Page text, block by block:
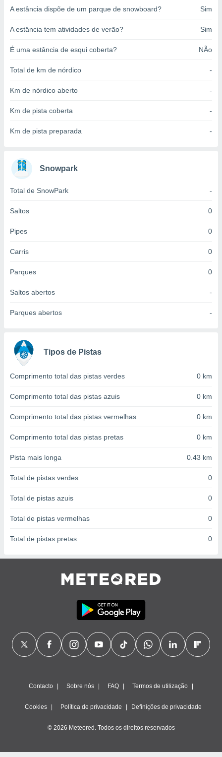
de
ou aceder
utilizar
medir
medir o
de
fontes,
dados
através
estudos
de
A estância dispõe de um parque de snowboard? Sim
A estância tem atividades de verão? Sim
É uma estância de esqui coberta? NÃo
Total de km de nórdico -
Km de nórdico aberto -
Km de pista coberta -
Km de pista preparada -
Snowpark
Total de SnowPark -
Saltos 0
Pipes 0
Carris 0
Parques 0
Saltos abertos -
Parques abertos -
Tipos de Pistas
Comprimento total das pistas verdes 0 km
Comprimento total das pistas azuis 0 km
Comprimento total das pistas vermelhas 0 km
Comprimento total das pistas pretas 0 km
Pista mais longa 0.43 km
Total de pistas verdes 0
Total de pistas azuis 0
Total de pistas vermelhas 0
Total de pistas pretas 0
Contacto Sobre nós FAQ Termos de utilização
Cookies Política de privacidade Definições de privacidade
© 2026 Meteored. Todos os direitos reservados